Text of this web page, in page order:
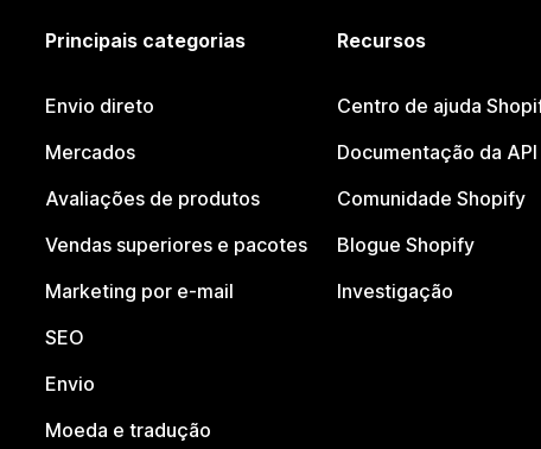
Principais categorias
Envio direto
Mercados
Avaliações de produtos
Vendas superiores e pacotes
Marketing por e-mail
SEO
Envio
Moeda e tradução
Recursos
Centro de ajuda
Documentação da API
Comunidade Shopify
Blogue Shopify
Investigação